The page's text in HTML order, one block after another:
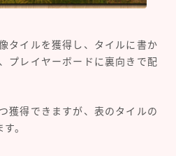
タイルを獲得し、タイルに書か
プレイヤーボードに裏向きで配
獲得できますが、表のタイルの
。